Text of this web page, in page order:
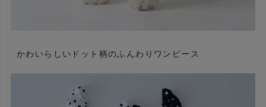
かわいらしいドット柄のふんわりワンピース